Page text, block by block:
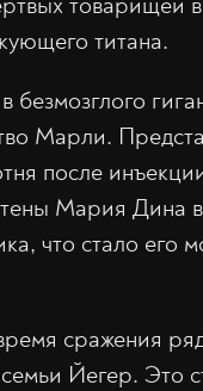
титана.
Марли.
после
Мария Дина в
что стало его
сражения
Йегер. Это